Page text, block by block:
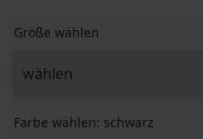
Größe wählen
Farbe wählen: schwarz